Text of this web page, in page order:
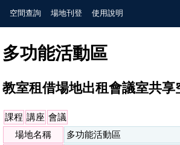
空間查詢 場地刊登 使用說明
多功能活動區
教室租借場地出租會議室共享
課程 講座 會議
場地名稱
多功能活動區